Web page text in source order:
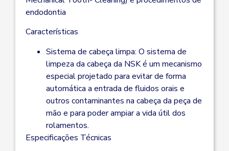
endodontia
Características
Sistema de cabeça limpa: O sistema de
limpeza da cabeça da NSK é um mecanismo
especial projetado para evitar de forma
automática a entrada de fluidos orais e
outros contaminantes na cabeça da peça de
mão e para poder ampiar a vida útil dos
rolamentos.
Especificações Técnicas